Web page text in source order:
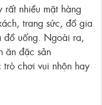
rất nhiều mặt hàng
trang sức, đồ gia
đồ uống. Ngoài ra,
ăn đặc sản
chơi vui nhộn hay